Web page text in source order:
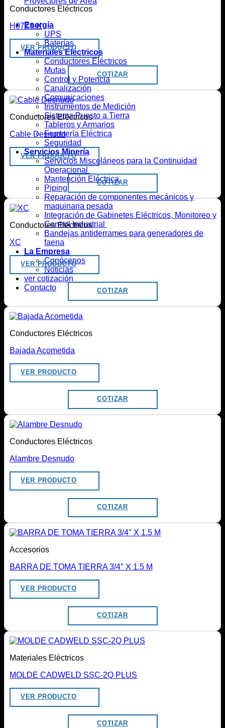
Energía
UPS
Baterías
Materiales Eléctricos
Conductores Eléctricos
Mufas
Control y Potencia
Canalización
Comunicaciones
Instrumentos de Medición
Sistema Puesto a Tierra
Tableros y Armarios
Ferretería Eléctrica
Seguridad
Servicios Minería
Servicios Misceláneos para la Continuidad
Operacional
Mantención Eléctrica
Piping
Reparación de componentes mecánicos y
maquinaria pesada
Integración de Gabinetes Eléctricos, Monitoreo y
Control Industrial
Bandejas antiderrames para generadores de
faena
La Empresa
Conócenos
Noticias
ver cotización
Contacto
Conductores Eléctricos
H07Z1-K
VER PRODUCTO
COTIZAR
Conductores Eléctricos
Cable Desnudo
VER PRODUCTO
COTIZAR
Conductores Eléctricos
XC
VER PRODUCTO
COTIZAR
Conductores Eléctricos
Bajada Acometida
VER PRODUCTO
COTIZAR
Conductores Eléctricos
Alambre Desnudo
VER PRODUCTO
COTIZAR
Accesorios
BARRA DE TOMA TIERRA 3/4″ X 1.5 M
VER PRODUCTO
COTIZAR
Materiales Eléctricos
MOLDE CADWELD SSC-2Q PLUS
VER PRODUCTO
COTIZAR